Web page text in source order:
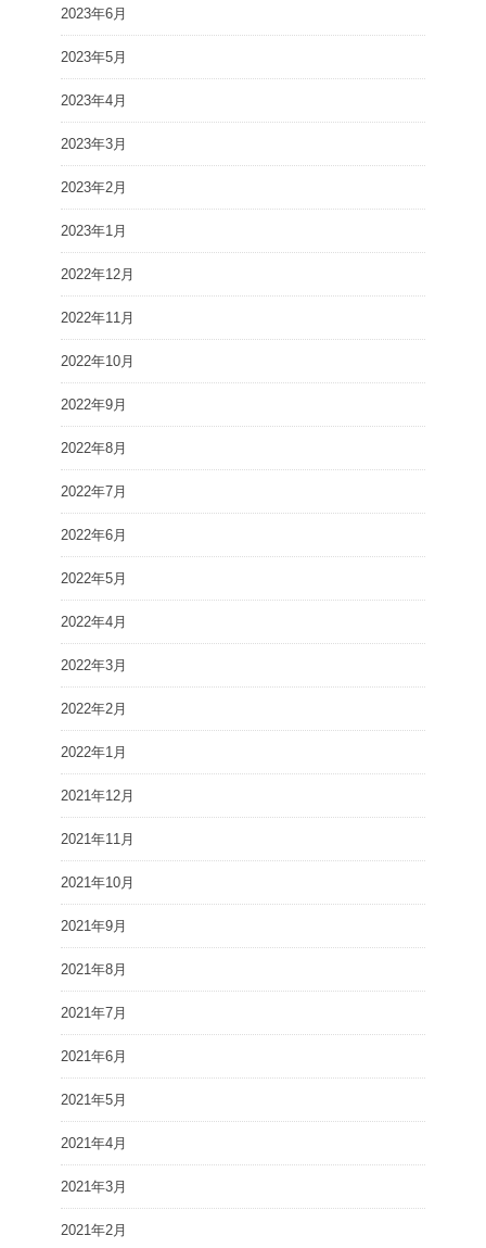
2023年6月
2023年5月
2023年4月
2023年3月
2023年2月
2023年1月
2022年12月
2022年11月
2022年10月
2022年9月
2022年8月
2022年7月
2022年6月
2022年5月
2022年4月
2022年3月
2022年2月
2022年1月
2021年12月
2021年11月
2021年10月
2021年9月
2021年8月
2021年7月
2021年6月
2021年5月
2021年4月
2021年3月
2021年2月